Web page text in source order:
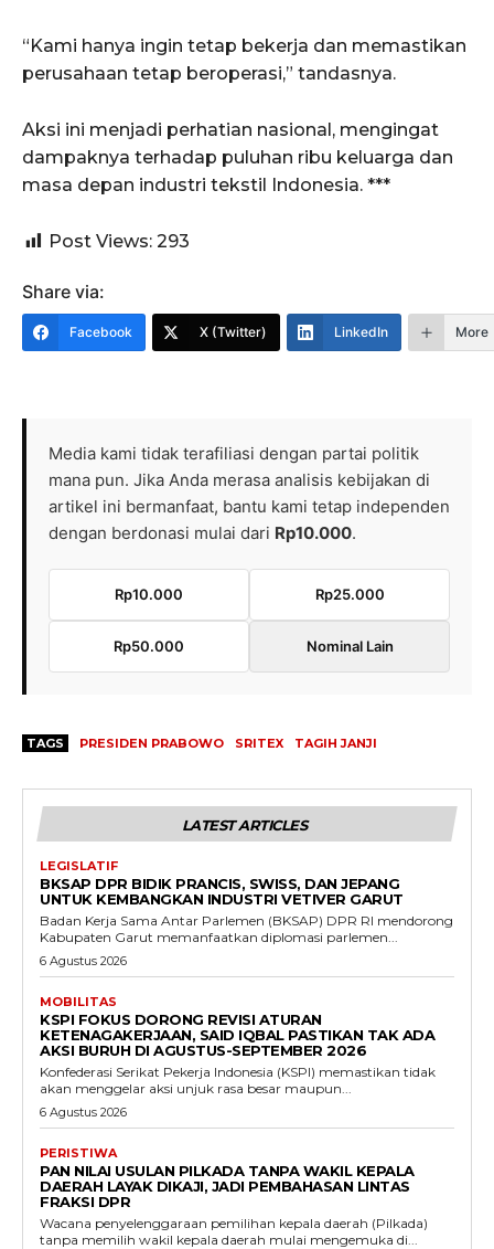
“Kami hanya ingin tetap bekerja dan memastikan
perusahaan tetap beroperasi,” tandasnya.
Aksi ini menjadi perhatian nasional, mengingat
dampaknya terhadap puluhan ribu keluarga dan
masa depan industri tekstil Indonesia. ***
Post Views: 293
Share via:
Facebook X (Twitter) LinkedIn More
Media kami tidak terafiliasi dengan partai politik
mana pun. Jika Anda merasa analisis kebijakan di
artikel ini bermanfaat, bantu kami tetap independen
dengan berdonasi mulai dari Rp10.000.
Rp10.000 Rp25.000
Rp50.000 Nominal Lain
TAGS PRESIDEN PRABOWO SRITEX TAGIH JANJI
LATEST ARTICLES
LEGISLATIF
BKSAP DPR BIDIK PRANCIS, SWISS, DAN JEPANG
UNTUK KEMBANGKAN INDUSTRI VETIVER GARUT
Badan Kerja Sama Antar Parlemen (BKSAP) DPR RI mendorong
Kabupaten Garut memanfaatkan diplomasi parlemen...
6 Agustus 2026
MOBILITAS
KSPI FOKUS DORONG REVISI ATURAN
KETENAGAKERJAAN, SAID IQBAL PASTIKAN TAK ADA
AKSI BURUH DI AGUSTUS-SEPTEMBER 2026
Konfederasi Serikat Pekerja Indonesia (KSPI) memastikan tidak
akan menggelar aksi unjuk rasa besar maupun...
6 Agustus 2026
PERISTIWA
PAN NILAI USULAN PILKADA TANPA WAKIL KEPALA
DAERAH LAYAK DIKAJI, JADI PEMBAHASAN LINTAS
FRAKSI DPR
Wacana penyelenggaraan pemilihan kepala daerah (Pilkada)
tanpa memilih wakil kepala daerah mulai mengemuka di...